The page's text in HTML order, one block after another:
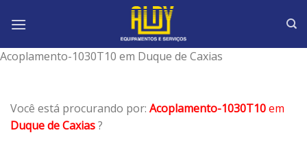
Acoplamento-1030T10 em Duque de Caxias
Você está procurando por: Acoplamento-1030T10em
Duque de Caxias?